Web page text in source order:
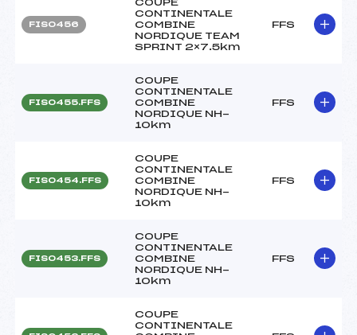
FIS0456
COUPE
CONTINENTALE
COMBINE
NORDIQUE TEAM
SPRINT 2×7.5km
FFS
FIS0455.FFS
COUPE
CONTINENTALE
COMBINE
NORDIQUE NH-
10km
FFS
FIS0454.FFS
COUPE
CONTINENTALE
COMBINE
NORDIQUE NH-
10km
FFS
FIS0453.FFS
COUPE
CONTINENTALE
COMBINE
NORDIQUE NH-
10km
FFS
COUPE
CONTINENTALE